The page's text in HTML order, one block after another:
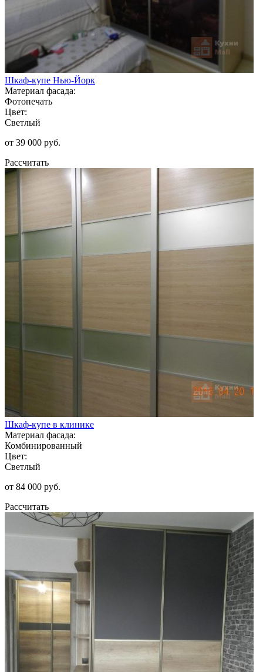
Шкаф-купе Нью-Йорк
Материал фасада:
Фотопечать
Цвет:
Светлый
от 39 000 руб.
Рассчитать
Шкаф-купе в клинике
Материал фасада:
Комбинированный
Цвет:
Светлый
от 84 000 руб.
Рассчитать